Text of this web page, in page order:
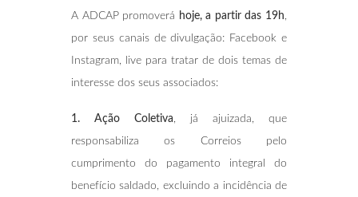
A ADCAP promoverá hoje, a partir das 19h
por seus canais de divulgação: Facebook e
Instagram, live para tratar de dois temas de
interesse dos seus associados:
1. Ação Coletiva , já ajuizada, que
responsabiliza os Correios pelo
cumprimento do pagamento integral do
benefício saldado, excluindo a incidência de